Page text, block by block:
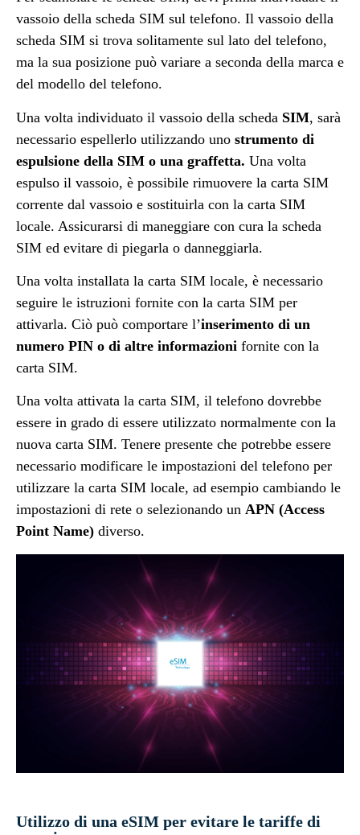
vassoio della scheda SIM sul telefono. Il vassoio della
scheda SIM si trova solitamente sul lato del telefono,
ma la sua posizione può variare a seconda della marca e
del modello del telefono.
Una volta individuato il vassoio della scheda SIM, sarà
necessario espellerlo utilizzando uno strumento di
espulsione della SIM o una graffetta. Una volta
espulso il vassoio, è possibile rimuovere la carta SIM
corrente dal vassoio e sostituirla con la carta SIM
locale. Assicurarsi di maneggiare con cura la scheda
SIM ed evitare di piegarla o danneggiarla.
Una volta installata la carta SIM locale, è necessario
seguire le istruzioni fornite con la carta SIM per
attivarla. Ciò può comportare l’inserimento di un
numero PIN o di altre informazioni fornite con la
carta SIM.
Una volta attivata la carta SIM, il telefono dovrebbe
essere in grado di essere utilizzato normalmente con la
nuova carta SIM. Tenere presente che potrebbe essere
necessario modificare le impostazioni del telefono per
utilizzare la carta SIM locale, ad esempio cambiando le
impostazioni di rete o selezionando un APN (Access
Point Name) diverso.
Utilizzo di una eSIM per evitare le tariffe di